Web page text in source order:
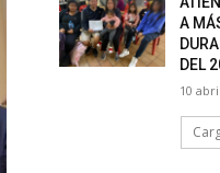
A
DEL
10